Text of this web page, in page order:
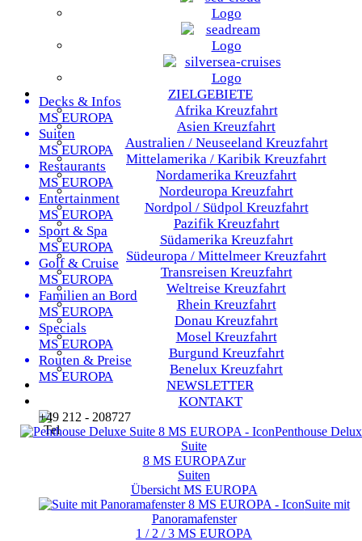
ZIELGEBIETE
Afrika Kreuzfahrt
Asien Kreuzfahrt
Australien / Neuseeland Kreuzfahrt
Mittelamerika / Karibik Kreuzfahrt
Nordamerika Kreuzfahrt
Nordeuropa Kreuzfahrt
Nordpol / Südpol Kreuzfahrt
Pazifik Kreuzfahrt
Südamerika Kreuzfahrt
Südeuropa / Mittelmeer Kreuzfahrt
Transreisen Kreuzfahrt
Weltreise Kreuzfahrt
Rhein Kreuzfahrt
Donau Kreuzfahrt
Mosel Kreuzfahrt
Burgund Kreuzfahrt
Benelux Kreuzfahrt
NEWSLETTER
KONTAKT
+49 212 - 208727
Decks & Infos
MS EUROPA
Suiten
MS EUROPA
Restaurants
MS EUROPA
Entertainment
MS EUROPA
Sport & Spa
MS EUROPA
Golf & Cruise
MS EUROPA
Familien an Bord
MS EUROPA
Specials
MS EUROPA
Routen & Preise
MS EUROPA
Penthouse
Suite
8MS EUROPAZur
Suiten
ÜbersichtMS EUROPA
Suite mit
Panoramafenster
1 / 2 / 3 MS EUROPA